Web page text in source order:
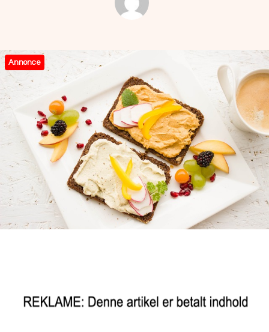
Annonce